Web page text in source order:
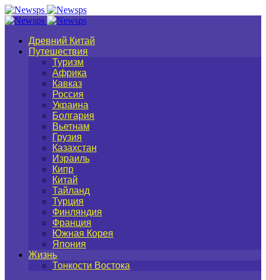
Древний Китай
Путешествия
Туризм
Африка
Кавказ
Россия
Украина
Болгария
Вьетнам
Грузия
Казахстан
Израиль
Кипр
Китай
Тайланд
Турция
Финляндия
Франция
Южная Корея
Япония
Жизнь
Тонкости Востока